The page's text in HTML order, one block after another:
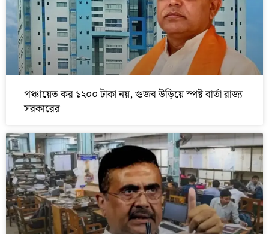
পঞ্চায়েত কর ১২০০ টাকা নয়, গুজব উড়িয়ে স্পষ্ট বার্তা রাজ্য
সরকারের